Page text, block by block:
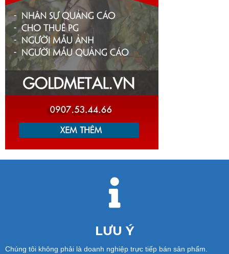
LƯU Ý
Chúng tôi không phải là doanh nghiệp trực tiếp bán sản phẩm.